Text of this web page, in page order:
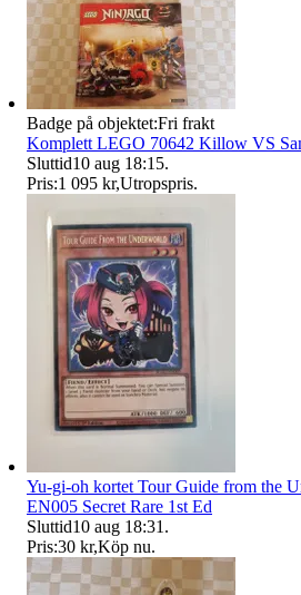
Badge på objektet:Fri frakt
Komplett LEGO 70642 Killow VS
Sluttid10 aug 18:15.
Pris:1 095 kr,Utropspris.
Yu-gi-oh kortet Tour Guide from the
EN005 Secret Rare 1st Ed
Sluttid10 aug 18:31 .
Pris:30 kr,Köp nu.